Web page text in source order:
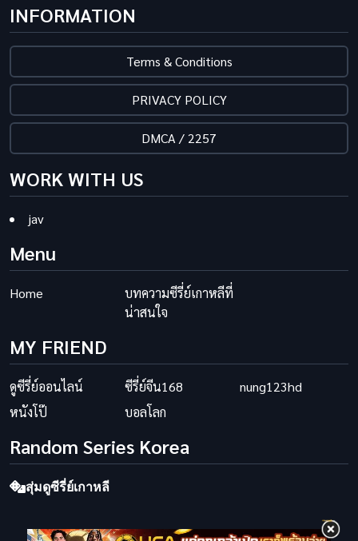
INFORMATION
Terms & Conditions
PRIVACY POLICY
DMCA / 2257
WORK WITH US
jav
Menu
Home
บทความซีรี่ย์เกาหลีที่
น่าสนใจ
MY FRIEND
ดูซีรี่ย์ออนไลน์ ซีรี่ย์จีน168
nung123hd
หนังโป๊
บอลโลก
Random Series Korea
สุ่มดูซีรี่ย์เกาหลี